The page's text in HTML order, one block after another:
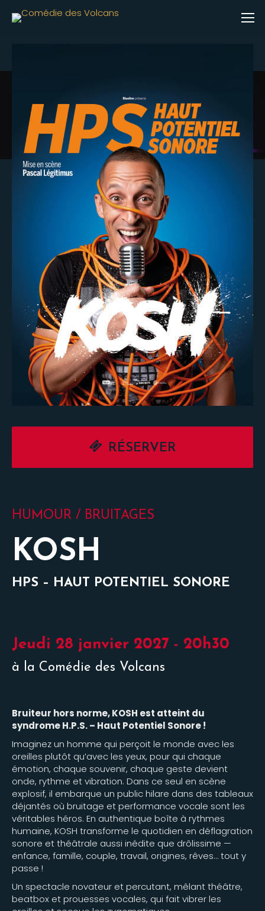
RÉSERVER
HUMOUR / BRUITAGES
KOSH
HPS – HAUT POTENTIEL SONORE
Jeudi 28 janvier 2027 - 20h30
à la Comédie des Volcans
Bruiteur hors norme, KOSH est atteint du
syndrome H.P.S. – Haut Potentiel Sonore !
Imaginez un homme qui perçoit le monde avec les
oreilles plutôt qu’avec les yeux, pour qui chaque
émotion, chaque souvenir, chaque geste devient
onde, rythme et vibration. Dans ce seul en scène
explosif, il embarque un public hilare dans des tableaux
déjantés où bruitage et performance vocale sont les
véritables héros. En authentique boîte à rythmes
humaine, KOSH transforme le quotidien en déflagration
sonore et théâtrale aussi inédite que drôlissime —
enfance, famille, couple, travail, origines, rêves… tout y
passe !
Un spectacle novateur et percutant, mêlant théâtre,
beatbox et prouesses vocales, qui fait vibrer les